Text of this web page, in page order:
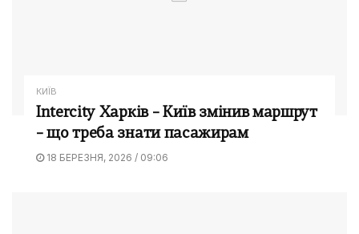
КИЇВ
Intercity Харків – Київ змінив маршрут
– що треба знати пасажирам
18 БЕРЕЗНЯ, 2026 / 09:06